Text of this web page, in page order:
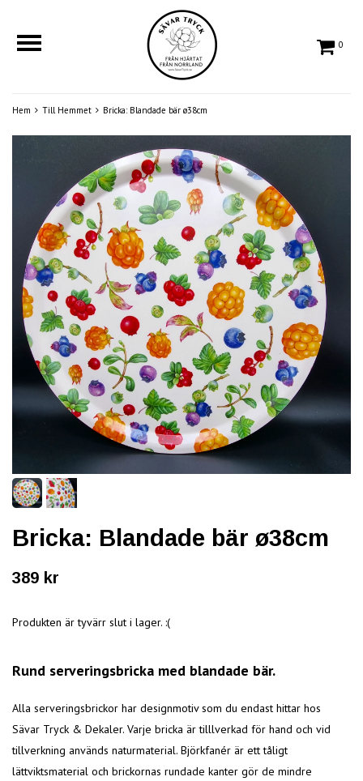
0
Hem Till Hemmet Bricka: Blandade bär ø38cm
Bricka: Blandade bär ø38cm
389 kr
Produkten är tyvärr slut i lager. :(
Rund serveringsbricka med blandade bär.
Alla serveringsbrickor har designmotiv som du endast hittar hos
Sävar Tryck & Dekaler. Varje bricka är tilllverkad för hand och vid
tillverkning används naturmaterial. Björkfanér är ett tåligt
lättviktsmaterial och brickornas rundade kanter gör de mindre